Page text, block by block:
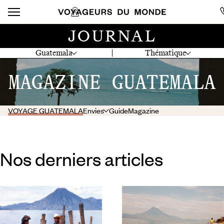
Guatemala Thématique
JOURNAL
MAGAZINE GUATEMALA
VOYAGE GUATEMALAEnvies GuideMagazine
Nos derniers articles